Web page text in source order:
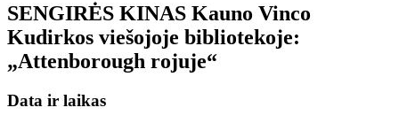
SENGIRĖS KINAS Kauno Vinco
Kudirkos viešojoje bibliotekoje:
„Attenborough rojuje“
Data ir laikas